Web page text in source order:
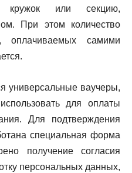
или секцию,
При этом количество
оплачиваемых самими
универсальные ваучеры,
для оплаты
Для подтверждения
специальная форма
получение согласия
персональных данных,